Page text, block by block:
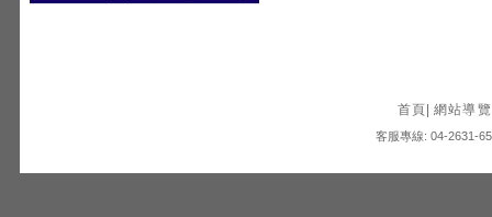
首頁 網站導覽
客服專線: 04-2631-